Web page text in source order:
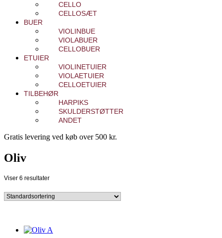
CELLO
CELLOSÆT
BUER
VIOLINBUE
VIOLABUER
CELLOBUER
ETUIER
VIOLINETUIER
VIOLAETUIER
CELLOETUIER
TILBEHØR
HARPIKS
SKULDERSTØTTER
ANDET
Gratis levering ved køb over 500 kr.
Oliv
Viser 6 resultater